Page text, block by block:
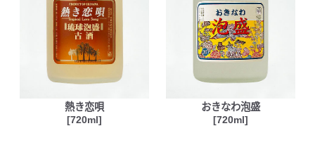
熱き恋唄
[720ml]
おきなわ泡盛
[720ml]